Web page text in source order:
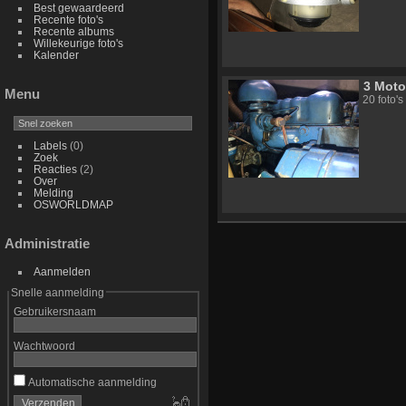
Best gewaardeerd
Recente foto's
Recente albums
Willekeurige foto's
Kalender
Menu
Labels(0)
Zoek
Reacties(2)
Over
Melding
OSWORLDMAP
Administratie
Aanmelden
Snelle aanmelding
Gebruikersnaam
Wachtwoord
Automatische aanmelding
3
20 foto's